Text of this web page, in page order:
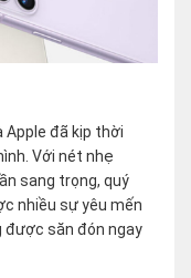
đã kịp thời
Với nét nhẹ
sang trọng, quý
nhiều sự yêu mến
săn đón ngay